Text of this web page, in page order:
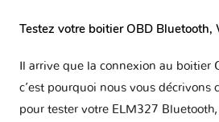
Testez votre boitier OBD Bluetooth,
Il arrive que la connexion au boitier
c’est pourquoi nous vous décrivons
pour tester votre ELM327